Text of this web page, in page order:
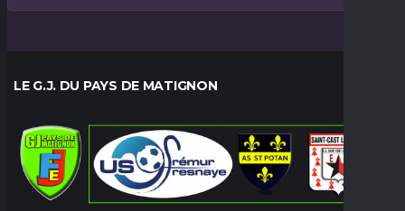
LE G.J. DU PAYS DE MATIGNON